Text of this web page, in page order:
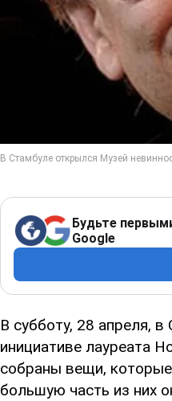
Будьте
Google
В субботу, 28 апреля,
инициативе лауреата
собраны вещи,
большую часть из них